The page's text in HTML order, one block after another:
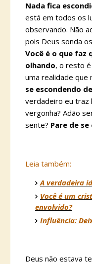
Nada fica
está em todos os
observando. Não
pois Deus sonda
Você é o que faz
olhando, o resto é
uma realidade que
se escondendo
verdadeiro eu traz
vergonha? Adão
sente? Pare de
Leia também:
A verdadeira
Você é um
envolvido?
Influência:
Deus não estava